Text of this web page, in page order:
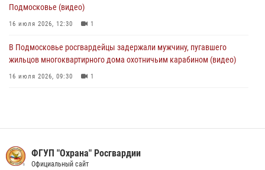
Подмосковье (видео)
16 июля 2026, 12:30 1
В Подмосковье росгвардейцы задержали мужчину, пугавшего
жильцов многоквартирного дома охотничьим карабином (видео)
16 июля 2026, 09:30 1
13 июля 2026, 14:14 1
Росгвардейцы задержали рецидивиста, подозреваемого в краже на
крупную сумму в Подмосковье
ФГУП "Охрана" Росгвардии
Официальный сайт